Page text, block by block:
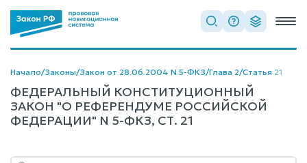
Начало/Законы/Закон от 28.06.2004 N 5-ФКЗ/Глава 2/Статья 21
ФЕДЕРАЛЬНЫЙ КОНСТИТУЦИОННЫЙ
ЗАКОН "О РЕФЕРЕНДУМЕ РОССИЙСКОЙ
ФЕДЕРАЦИИ" N 5-ФКЗ, СТ. 21